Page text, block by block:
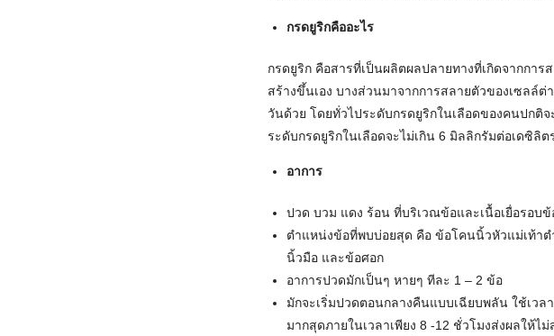
กรดยูริกคืออะไร
กรดยูริก คือสารที่เป็นผลิตผลปลายทางที่เกิดจากกา
สร้างขึ้นเอง บางส่วนมาจากการสลายตัวของเซลล์
วันด้วย โดยทั่วไประดับกรดยูริกในเลือดของคนปกติ
ระดับกรดยูริกในเลือดจะไม่เกิน 6 มิลลิกรัมต่อเดซิ
อาการ
ปวด บวม แดง ร้อน ที่บริเวณข้อและเนื้อเยื่อรอบ
ตำแหน่งข้อที่พบบ่อยสุด คือ ข้อโคนนิ้วหัวแม่เท้า
นิ้วมือ และข้อศอก
อาการปวดมักเป็นๆ หายๆ ทีละ 1 – 2 ข้อ
มักจะเริ่มปวดตอนกลางคืนแบบเฉียบพลัน ใช้เวล
มากสุดภายในเวลาเพียง 8 -12 ชั่วโมงส่งผลให้